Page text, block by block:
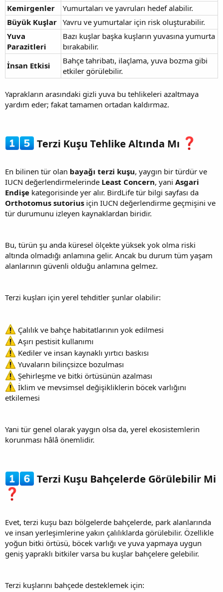
Kemirgenler
Yumurtaları ve yavruları hedef alabilir.
Büyük Kuşlar Yavru ve yumurtalar için risk oluşturabilir.
Yuva
Parazitleri
Bazı kuşlar başka kuşların yuvasına yumurta
bırakabilir.
İnsan Etkisi
Bahçe tahribatı, ilaçlama, yuva bozma gibi
etkiler görülebilir.
Yaprakların arasındaki gizli yuva bu tehlikeleri azaltmaya
yardım eder; fakat tamamen ortadan kaldırmaz.
Terzi Kuşu Tehlike Altında Mı
En bilinen tür olan bayağı terzi kuşu, yaygın bir türdür ve
IUCN değerlendirmelerinde Least Concern, yani Asgari
Endişe kategorisinde yer alır. BirdLife tür bilgi sayfası da
Orthotomus sutorius için IUCN değerlendirme geçmişini ve
tür durumunu izleyen kaynaklardan biridir.
Bu, türün şu anda küresel ölçekte yüksek yok olma riski
altında olmadığı anlamına gelir. Ancak bu durum tüm yaşam
alanlarının güvenli olduğu anlamına gelmez.
Terzi kuşları için yerel tehditler şunlar olabilir:
Çalılık ve bahçe habitatlarının yok edilmesi
Aşırı pestisit kullanımı
Kediler ve insan kaynaklı yırtıcı baskısı
Yuvaların bilinçsizce bozulması
Şehirleşme ve bitki örtüsünün azalması
İklim ve mevsimsel değişikliklerin böcek varlığını
etkilemesi
Yani tür genel olarak yaygın olsa da, yerel ekosistemlerin
korunması hâlâ önemlidir.
Terzi Kuşu Bahçelerde Görülebilir Mi
Evet, terzi kuşu bazı bölgelerde bahçelerde, park alanlarında
ve insan yerleşimlerine yakın çalılıklarda görülebilir. Özellikle
yoğun bitki örtüsü, böcek varlığı ve yuva yapmaya uygun
geniş yapraklı bitkiler varsa bu kuşlar bahçelere gelebilir.
Terzi kuşlarını bahçede desteklemek için: